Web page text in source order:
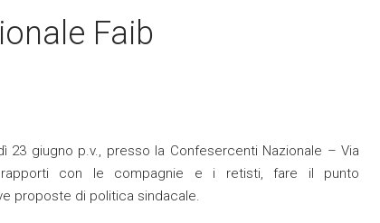
Faib
23 giugno p.v., presso la Confesercenti Nazionale – Via
con le compagnie e i retisti, fare il punto
proposte di politica sindacale.